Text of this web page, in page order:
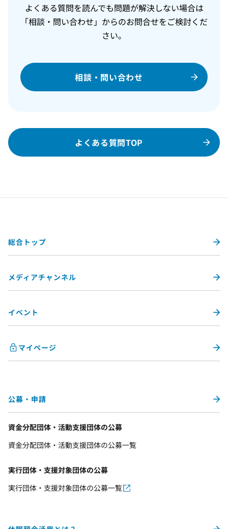
よくある質問を読んでも問題が解決しない場合は
「相談・問い合わせ」からのお問合せをご検討くだ
さい。
相談・問い合わせ
よくある質問TOP
総合トップ
メディアチャンネル
イベント
マイページ
公募・申請
資金分配団体・活動支援団体の公募
資金分配団体・活動支援団体の公募一覧
実行団体・支援対象団体の公募
実行団体・支援対象団体の公募一覧